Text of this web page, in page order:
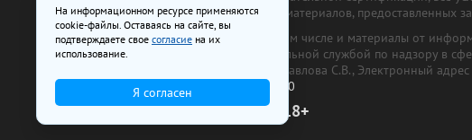
изготовлена и размещена на основе материалов, предоставленных
На сайте www.irk.ru размещаются в том числе и материалы от
от 29 октября 2018 г., выдан Федеральной службой по надзору в
ООО «Ирк.ру». Главный редактор — Павлова С.В., Электронный
Телефон редакции:
+7 (3952) 48-88-50
18+
На информационном ресурсе применяются
cookie-файлы. Оставаясь на сайте, вы
подтверждаете свое согласие на их
использование.
Я согласен